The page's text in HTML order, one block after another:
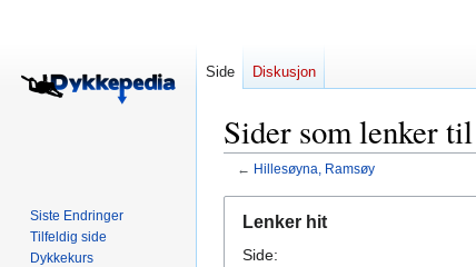
Sider som lenker
← Hillesøyna, Ramsøy
navigering
søk
Lenker hit
Side:
Side Diskusjon
Siste Endringer
Tilfeldig side
Dykkekurs